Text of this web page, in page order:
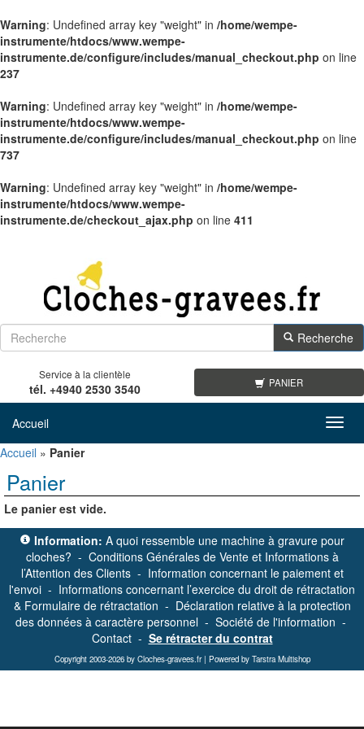
Warning: Undefined array key "weight" in /home/wempe-
instrumente/htdocs/www.wempe-
instrumente.de/configure/includes/manual_checkout.php on line
237
Warning: Undefined array key "weight" in /home/wempe-
instrumente/htdocs/www.wempe-
instrumente.de/configure/includes/manual_checkout.php on line
737
Warning: Undefined array key "weight" in /home/wempe-
instrumente/htdocs/www.wempe-
instrumente.de/checkout_ajax.php on line 411
Recherche
Service à la clientèle
tél. +4940 2530 3540 PANIER
Accueil
Accueil » Panier
Panier
Le panier est vide.
Information: A quoi ressemble une machine à gravure pour
cloches? - Conditions Générales de Vente et Informations à
l’Attention des Clients- Information concernant le paiement et
l'envoi - Informations concernant l’exercice du droit de rétractation
& Formulaire de rétractation - Déclaration relative à la protection
des données à caractère personnel- Société de l'information -
Contact- Se rétracter du contrat
Copyright 2003-2026 by Cloches-gravees.fr | Powered by Tarstra Multishop